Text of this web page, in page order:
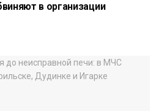
в организации